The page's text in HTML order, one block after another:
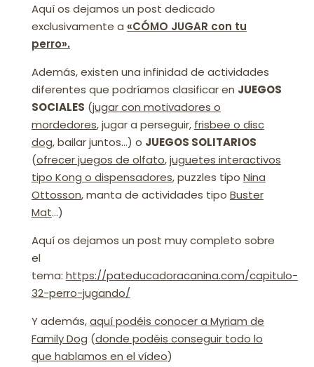
Aquí os dejamos un post dedicado
exclusivamente a «CÓMO JUGAR con tu
perro».
Además, existen una infinidad de actividades
diferentes que podríamos clasificar en JUEGOS
SOCIALES (jugar con motivadores o
mordedores, jugar a perseguir, frisbee o disc
dog, bailar juntos…) o JUEGOS SOLITARIOS
(ofrecer juegos de olfato,juguetes interactivos
tipo Kong o dispensadores, puzzles tipo Nina
Ottosson, manta de actividades tipo Buster
Mat…)
Aquí os dejamos un post muy completo sobre
el
tema: https://pateducadoracanina.com/capitulo-
32-perro-jugando/
Y además,aquí podéis conocer a Myriam de
Family Dog (donde podéis conseguir todo lo
que hablamos en el vídeo)